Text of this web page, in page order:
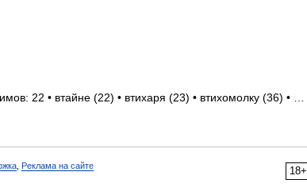
22 • втайне (22) • втихаря (23) • втихомолку (36) • …
18+
Реклама на сайте